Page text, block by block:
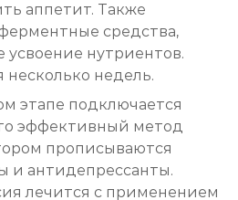
аппетит. Также
средства,
нутриентов.
несколько недель.
этапе подключается
эффективный метод
прописываются
и антидепрессанты.
лечится с применением